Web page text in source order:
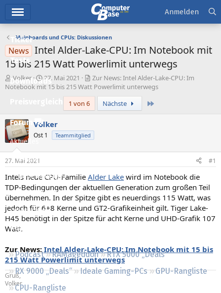
Ticker
Tests
Downloads
Forum
Aktuelles
Empfohlene Inhalte
Neue Beiträge
Neueste Aktivitäten
Leserartikel
Regeln
Podcast RAMageddon
RTX 5000 „Deals“
RX 9000 „Deals“
Ideale Gaming-PCs
GPU-Rangliste
CPU-Rangliste
Anmelden
Mainboards und CPUs: Diskussionen
News Intel Alder-Lake-CPU: Im Notebook mit
15 bis 215 Watt Powerlimit unterwegs
E
r
l
l
e
r
Volker
E
r
l
27. Mai 2021
Zur News: Intel Alder-Lake-CPU: Im
Notebook mit 15 bis 215 Watt Powerlimit unterwegs
1 von 6
Nächste
Volker
Ost 1 Teammitglied
27. Mai 2021 #1
Intels neue CPU-Familie Alder Lake wird im Notebook die
TDP-Bedingungen der aktuellen Generation zum großen Teil
übernehmen. In der Spitze gibt es neuerdings 115 Watt, was
jedoch für 6+8 Kerne und GT2-Grafikeinheit gilt. Tiger Lake-
H45 benötigt in der Spitze für acht Kerne und UHD-Grafik 107
Watt.
Zur News: Intel Alder-Lake-CPU: Im Notebook mit 15 bis
215 Watt Powerlimit unterwegs
Gruß,
Volker